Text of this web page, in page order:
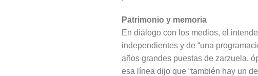
Patrimonio y memoria
En diálogo con los medios, el
independientes y de “una
años grandes puestas de zarzuela,
esa línea dijo que “también hay un